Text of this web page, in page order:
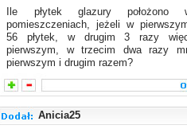
Ile płytek glazury położono
pomieszczeniach, jeżeli w
56 płytek, w drugim 3 razy
pierwszym, w trzecim dwa razy
pierwszym i drugim razem?
Anicia25